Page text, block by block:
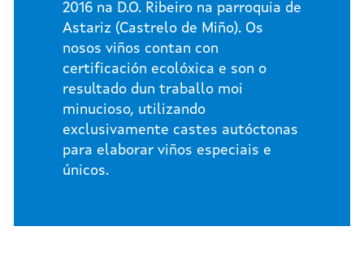
2016 na D.O. Ribeiro na parroquia de
Astariz (Castrelo de Miño). Os
nosos viños contan con
certificación ecolóxica e son o
resultado dun traballo moi
minucioso, utilizando
exclusivamente castes autóctonas
para elaborar viños especiais e
únicos.